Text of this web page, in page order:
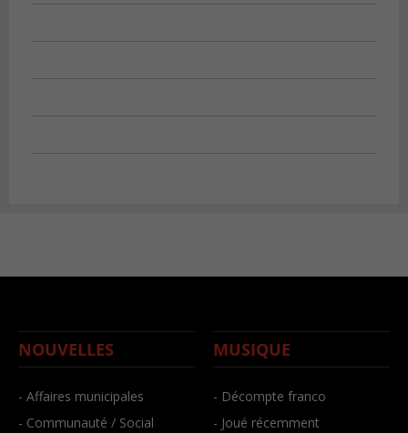
NOUVELLES
- Affaires municipales
- Communauté / Social
MUSIQUE
- Décompte franco
- Joué récemment